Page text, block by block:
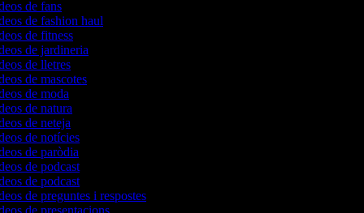
de fans
de fashion haul
de fitness
de jardineria
de lletres
de mascotes
de moda
de natura
de neteja
de notícies
de paròdia
de podcast
de podcast
de preguntes i respostes